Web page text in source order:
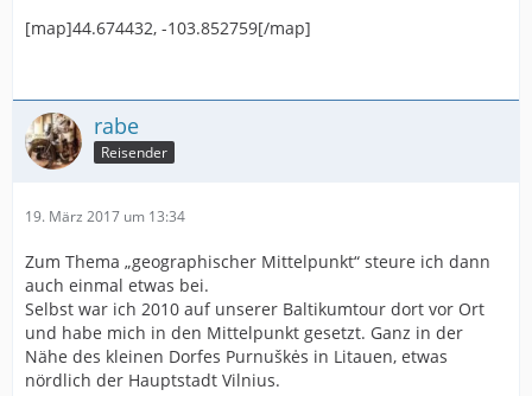
[map]44.674432, -103.852759[/map]
rabe
Reisender
19. März 2017 um 13:34
Zum Thema „geographischer Mittelpunkt“ steure ich dann
auch einmal etwas bei.
Selbst war ich 2010 auf unserer Baltikumtour dort vor Ort
und habe mich in den Mittelpunkt gesetzt. Ganz in der
Nähe des kleinen Dorfes Purnuškės in Litauen, etwas
nördlich der Hauptstadt Vilnius.